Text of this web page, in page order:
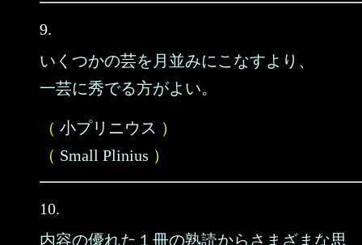
9.
いくつかの芸を月並みにこなすより、
一芸に秀でる方がよい。
（ 小プリニウス ）
（ Small Plinius ）
10.
内容の優れた１冊の熟読からさまざまな思